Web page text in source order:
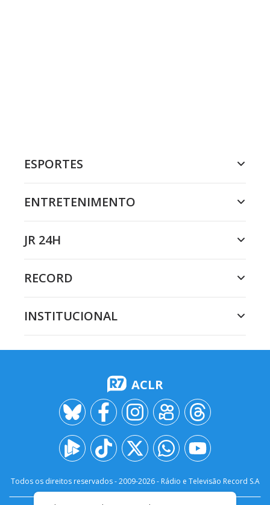
ESPORTES
ENTRETENIMENTO
JR 24H
RECORD
INSTITUCIONAL
ACLR
Todos os direitos reservados - 2009-2026- Rádio e Televisão Record S.A